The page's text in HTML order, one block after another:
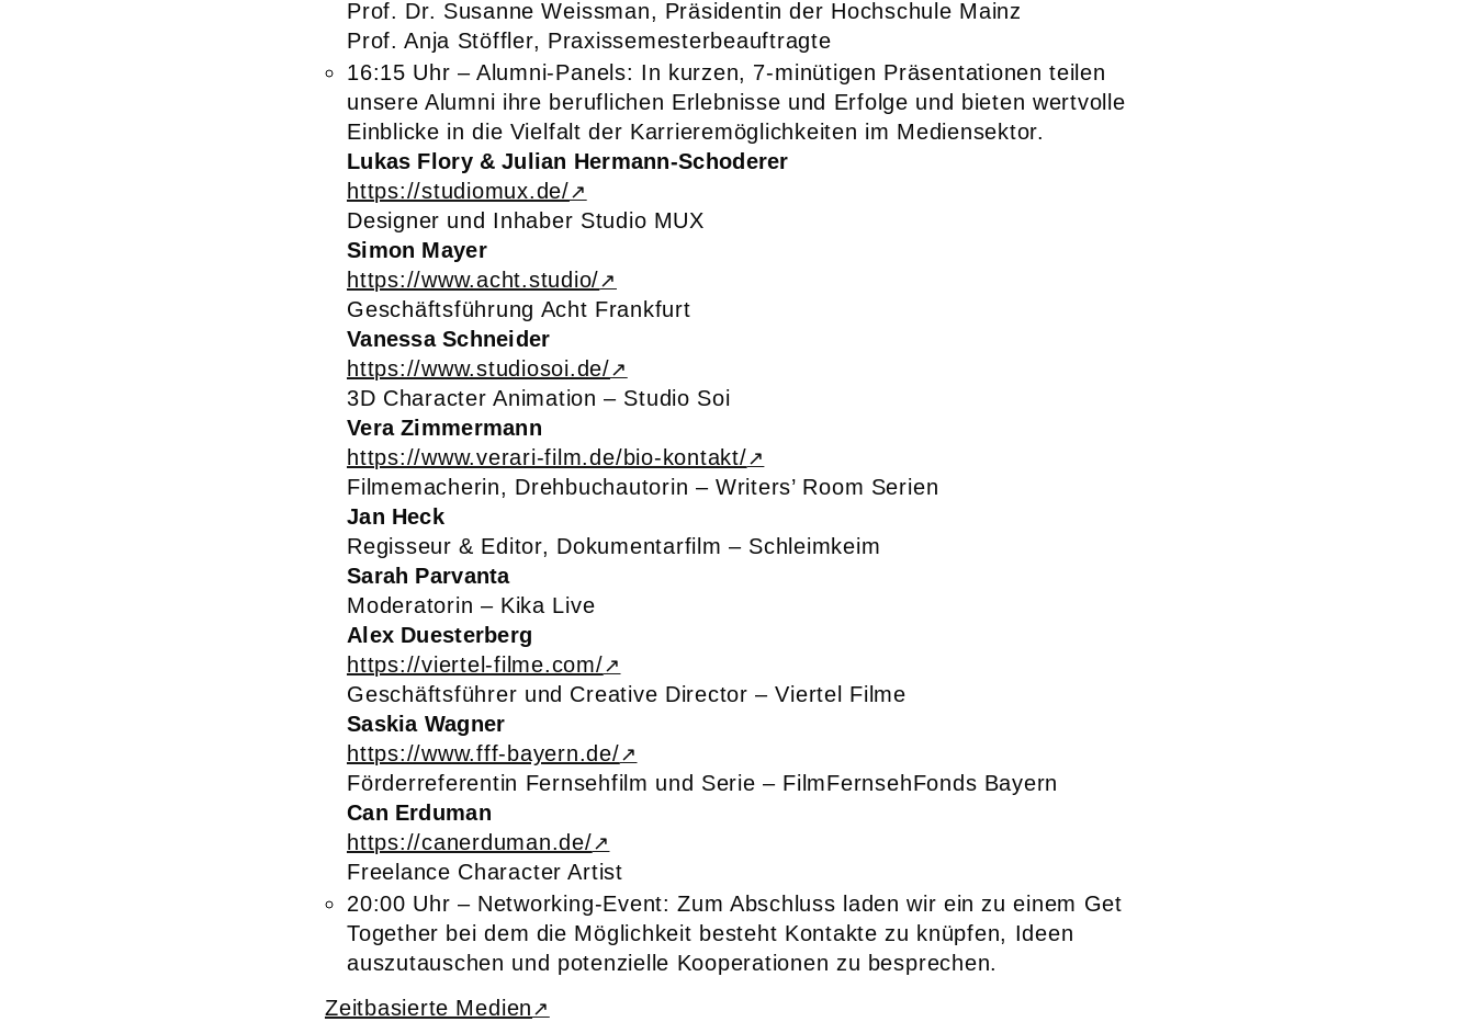
Prof. Dr. Susanne Weissman, Präsidentin der Hochschule Mainz
Prof. Anja Stöffler, Praxissemesterbeauftragte
16:15 Uhr – Alumni-Panels: In kurzen, 7-minütigen Präsentationen teilen
unsere Alumni ihre beruflichen Erlebnisse und Erfolge und bieten wertvolle
Einblicke in die Vielfalt der Karrieremöglichkeiten im Mediensektor.
Lukas Flory & Julian Hermann-Schoderer
https://studiomux.de/
Designer und Inhaber Studio MUX
Simon Mayer
https://www.acht.studio/
Geschäftsführung Acht Frankfurt
Vanessa Schneider
https://www.studiosoi.de/
3D Character Animation – Studio Soi
Vera Zimmermann
https://www.verari-film.de/bio-kontakt/
Filmemacherin, Drehbuchautorin – Writers’ Room Serien
Jan Heck
Regisseur & Editor, Dokumentarfilm – Schleimkeim
Sarah Parvanta
Moderatorin – Kika Live
Alex Duesterberg
https://viertel-filme.com/
Geschäftsführer und Creative Director – Viertel Filme
Saskia Wagner
https://www.fff-bayern.de/
Förderreferentin Fernsehfilm und Serie – FilmFernsehFonds Bayern
Can Erduman
https://canerduman.de/
Freelance Character Artist
20:00 Uhr – Networking-Event: Zum Abschluss laden wir ein zu einem Get
Together bei dem die Möglichkeit besteht Kontakte zu knüpfen, Ideen
auszutauschen und potenzielle Kooperationen zu besprechen.
Zeitbasierte Medien